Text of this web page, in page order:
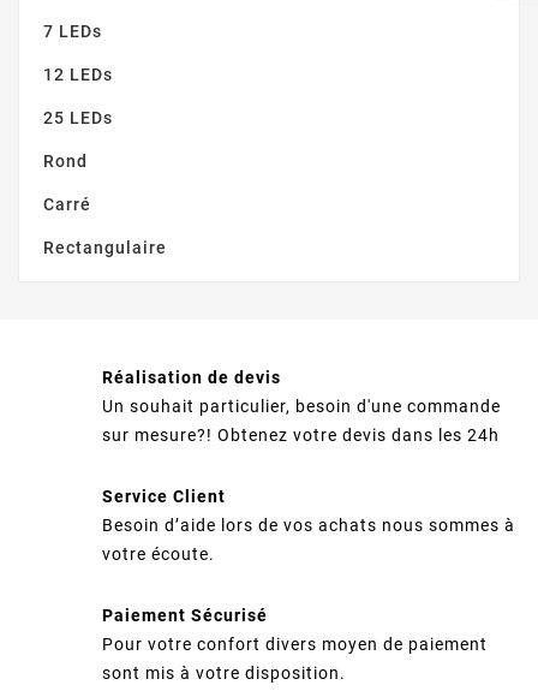
7 LEDs
12 LEDs
25 LEDs
Rond
Carré
Rectangulaire
Réalisation de devis
Un souhait particulier, besoin d'une commande
sur mesure?! Obtenez votre devis dans les 24h
Service Client
Besoin d’aide lors de vos achats nous sommes à
votre écoute.
Paiement Sécurisé
Pour votre confort divers moyen de paiement
sont mis à votre disposition.